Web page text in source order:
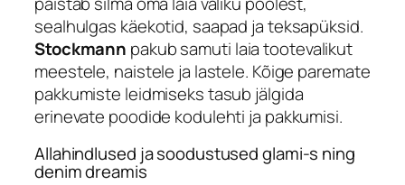
sealhulgas käekotid, saapad ja teksapüksid.
Stockmann pakub samuti laia tootevalikut
meestele, naistele ja lastele. Kõige paremate
pakkumiste leidmiseks tasub jälgida
erinevate poodide kodulehti ja pakkumisi.
Allahindlused ja soodustused glami-s ning
denim dreamis